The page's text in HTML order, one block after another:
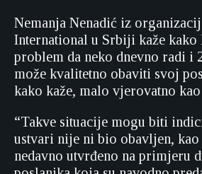
Nemanja Nenadić iz
International u Srbiji kaže kako
problem da neko dnevno radi i
može kvalitetno obaviti svoj
kako kaže, malo vjerovatno
“Takve situacije mogu biti
ustvari nije ni bio obavljen,
nedavno utvrđeno na primjeru